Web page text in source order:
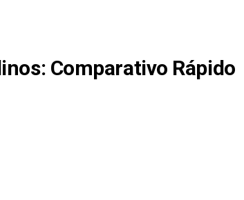
: Comparativo Rápido